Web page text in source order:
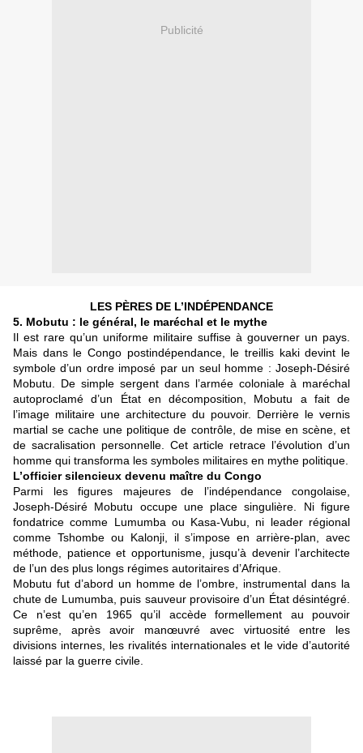
Publicité
LES PÈRES DE L’INDÉPENDANCE
5. Mobutu : le général, le maréchal et le mythe
Il est rare qu’un uniforme militaire suffise à gouverner un pays.
Mais dans le Congo postindépendance, le treillis kaki devint le
symbole d’un ordre imposé par un seul homme : Joseph-Désiré
Mobutu. De simple sergent dans l’armée coloniale à maréchal
autoproclamé d’un État en décomposition, Mobutu a fait de
l’image militaire une architecture du pouvoir. Derrière le vernis
martial se cache une politique de contrôle, de mise en scène, et
de sacralisation personnelle. Cet article retrace l’évolution d’un
homme qui transforma les symboles militaires en mythe politique.
L’officier silencieux devenu maître du Congo
Parmi les figures majeures de l’indépendance congolaise,
Joseph-Désiré Mobutu occupe une place singulière. Ni figure
fondatrice comme Lumumba ou Kasa-Vubu, ni leader régional
comme Tshombe ou Kalonji, il s’impose en arrière-plan, avec
méthode, patience et opportunisme, jusqu’à devenir l’architecte
de l’un des plus longs régimes autoritaires d’Afrique.
Mobutu fut d’abord un homme de l’ombre, instrumental dans la
chute de Lumumba, puis sauveur provisoire d’un État désintégré.
Ce n’est qu’en 1965 qu’il accède formellement au pouvoir
suprême, après avoir manœuvré avec virtuosité entre les
divisions internes, les rivalités internationales et le vide d’autorité
laissé par la guerre civile.